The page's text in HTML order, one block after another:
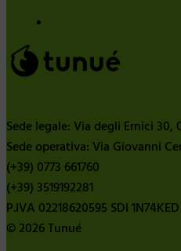
Sede legale: Via degli Ernici 30,
Sede operativa: Via Giovanni
(+39) 0773 661760
(+39) 3519192281
P.IVA 02218620595 SDI 1N74KED
© 2026 Tunué